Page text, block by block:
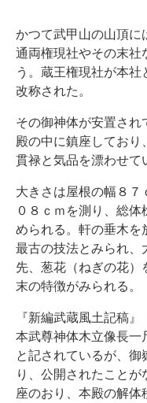
かつて武甲山の山頂に
通両権現社やその末社
う。蔵王権現社が本社
改称された。
その御神体が安置され
殿の中に鎮座しており
貫禄と気品を漂わせて
大きさは屋根の幅８７
０８ｃｍを測り、総
められる。軒の垂木を
最古の技法とみられ、
先、葱花（ねぎの花）
末の特徴がみられる。
『新編武蔵風土記稿
本武尊神体木立像長一
と記されているが、
り、公開されたこと
座のおり、本殿の解